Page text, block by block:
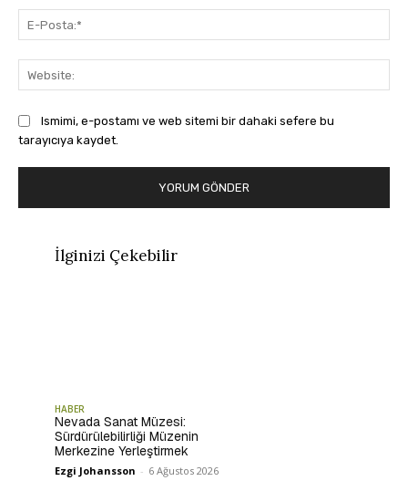
Ismimi, e-postamı ve web sitemi bir dahaki sefere bu
tarayıcıya kaydet.
İlginizi Çekebilir
HABER
Nevada Sanat Müzesi:
Sürdürülebilirliği Müzenin
Merkezine Yerleştirmek
Ezgi Johansson - 6 Ağustos 2026